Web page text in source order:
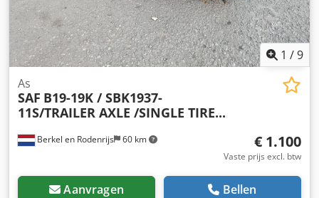
1 /9
Berkel en Rodenrijs 60 km
As
SAF B19-19K / SBK1937-
11S/TRAILER AXLE /SINGLE TIRE...
€ 1.100
Vaste prijs excl. btw
Aanvragen Bellen